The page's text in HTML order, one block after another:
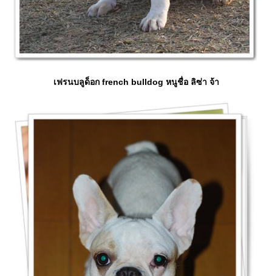
เฟรนบลูด็อก french bulldog หนูชื่อ ลิซ่า จ้า